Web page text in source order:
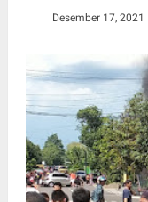
Desember 17, 2021